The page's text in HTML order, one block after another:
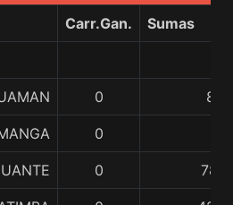
Carr.Gan. Sumas
0
0
0